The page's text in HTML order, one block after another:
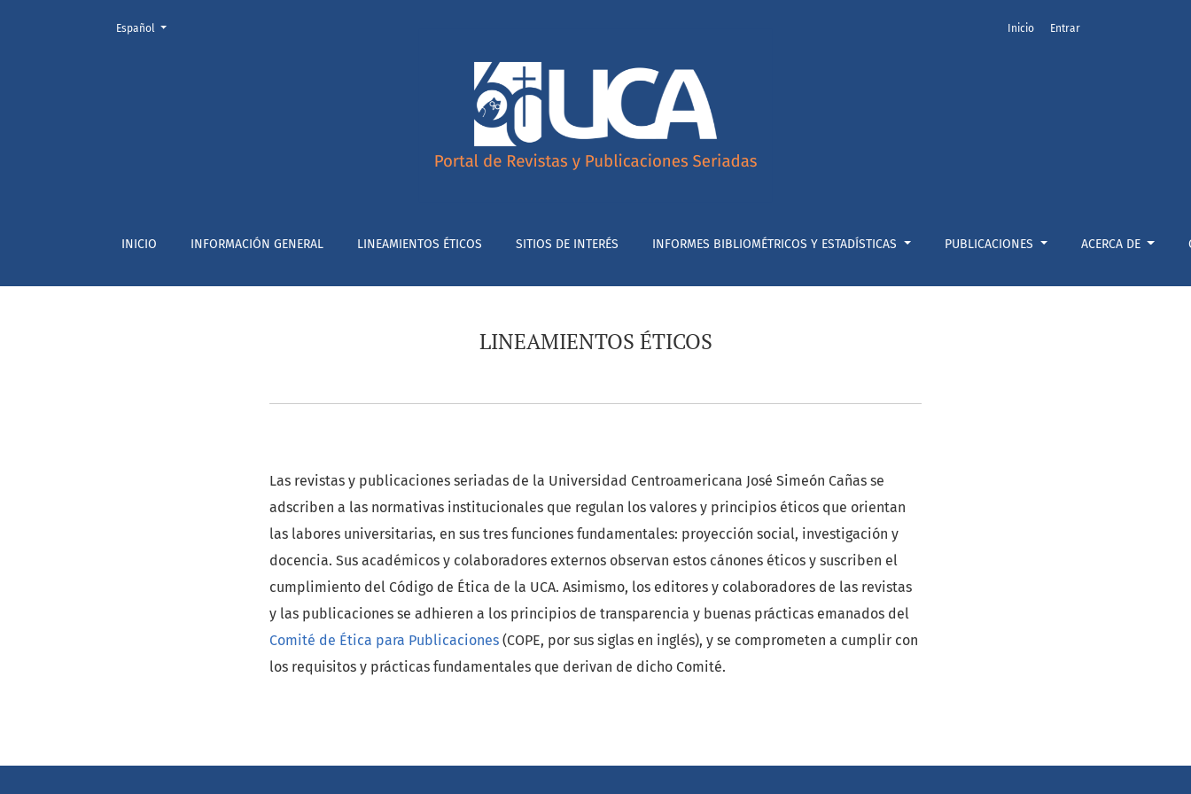
LINEAMIENTOS ÉTICOS
INICIO INFORMACIÓN GENERAL LINEAMIENTOS ÉTICOS SITIOS DE INTERÉS INFORMES BIBLIOMÉTRICOS Y ESTADÍSTICAS PUBLICACIONES ACERCA DE
Inicio Entrar
Cambiar el idioma. El actual es:
Español
LINEAMIENTOS ÉTICOS
Las revistas y publicaciones seriadas de la Universidad Centroamericana José Simeón Cañas se
adscriben a las normativas institucionales que regulan los valores y principios éticos que orientan
las labores universitarias, en sus tres funciones fundamentales: proyección social, investigación y
docencia. Sus académicos y colaboradores externos observan estos cánones éticos y suscriben el
cumplimiento del Código de Ética de la UCA. Asimismo, los editores y colaboradores de las revistas
y las publicaciones se adhieren a los principios de transparencia y buenas prácticas emanados del
Comité de Ética para Publicaciones (COPE, por sus siglas en inglés), y se comprometen a cumplir con
los requisitos y prácticas fundamentales que derivan de dicho Comité.